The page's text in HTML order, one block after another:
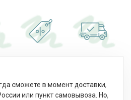
сможете в момент доставки,
или пункт самовывоза. Но,